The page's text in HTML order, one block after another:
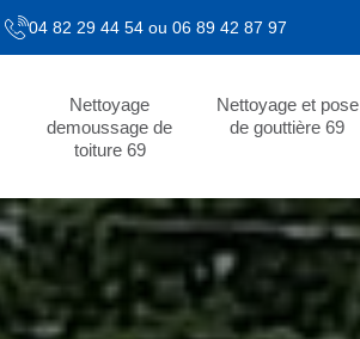
04 82 29 44 54 ou 06 89 42 87 97
Nettoyage
demoussage de
toiture 69
Nettoyage et pose
de gouttière 69